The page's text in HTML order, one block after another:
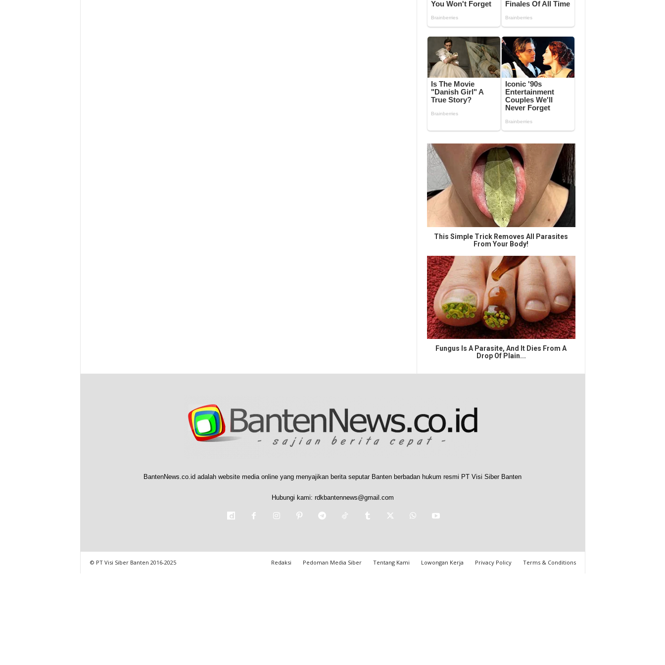
This Simple Trick Removes All Parasites
From Your Body!
Fungus Is A Parasite, And It Dies From A
Drop Of Plain...
BantenNews.co.id adalah website media online yang menyajikan berita seputar Banten berbadan hukum resmi PT Visi Siber Banten
Hubungi kami: rdkbantennews@gmail.com
Redaksi Pedoman Media Siber Tentang Kami Lowongan Kerja Privacy Policy Terms & Conditions
© PT Visi Siber Banten 2016-2025